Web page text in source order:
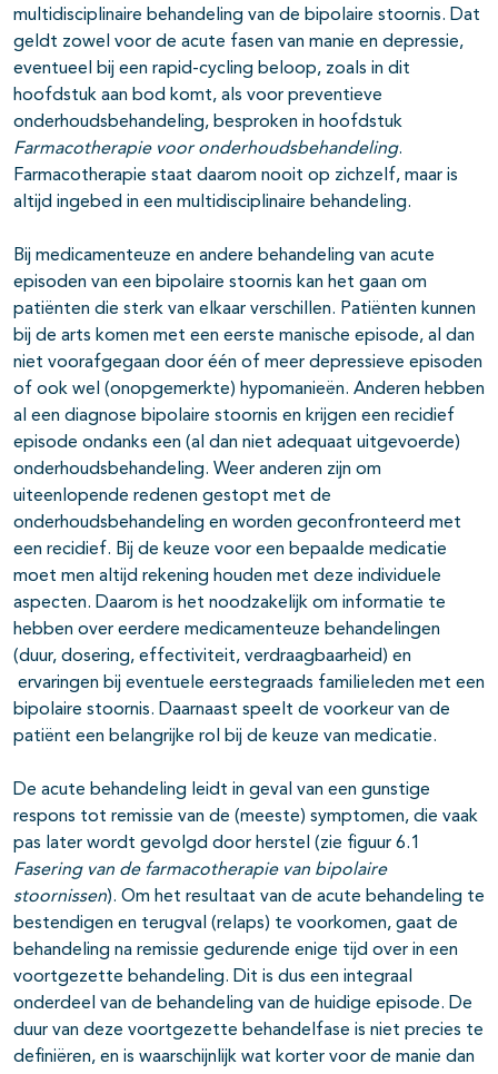
open- en dichtklappen
open- en dichtklappen
open- en dichtklappen
open- en dichtklappen
multidisciplinaire behandeling van de bipolaire stoornis. Dat
geldt zowel voor de acute fasen van manie en depressie,
eventueel bij een rapid-cycling beloop, zoals in dit
hoofdstuk aan bod komt, als voor preventieve
onderhoudsbehandeling, besproken in hoofdstuk
Farmacotherapie voor onderhoudsbehandeling.
Farmacotherapie staat daarom nooit op zichzelf, maar is
altijd ingebed in een multidisciplinaire behandeling.
Bij medicamenteuze en andere behandeling van acute
episoden van een bipolaire stoornis kan het gaan om
patiënten die sterk van elkaar verschillen. Patiënten kunnen
bij de arts komen met een eerste manische episode, al dan
niet voorafgegaan door één of meer depressieve episoden
of ook wel (onopgemerkte) hypomanieën. Anderen hebben
al een diagnose bipolaire stoornis en krijgen een recidief
episode ondanks een (al dan niet adequaat uitgevoerde)
onderhoudsbehandeling. Weer anderen zijn om
uiteenlopende redenen gestopt met de
onderhoudsbehandeling en worden geconfronteerd met
een recidief. Bij de keuze voor een bepaalde medicatie
moet men altijd rekening houden met deze individuele
aspecten. Daarom is het noodzakelijk om informatie te
hebben over eerdere medicamenteuze behandelingen
(duur, dosering, effectiviteit, verdraagbaarheid) en
ervaringen bij eventuele eerstegraads familieleden met een
bipolaire stoornis. Daarnaast speelt de voorkeur van de
patiënt een belangrijke rol bij de keuze van medicatie.
De acute behandeling leidt in geval van een gunstige
respons tot remissie van de (meeste) symptomen, die vaak
pas later wordt gevolgd door herstel (zie figuur 6.1
Faseringvan de farmacotherapie van bipolaire
stoornissen). Om het resultaat van de acute behandeling te
bestendigen en terugval (relaps) te voorkomen, gaat de
behandeling na remissie gedurende enige tijd over in een
voortgezette behandeling. Dit is dus een integraal
onderdeel van de behandeling van de huidige episode. De
duur van deze voortgezette behandelfase is niet precies te
definiëren, en is waarschijnlijk wat korter voor de manie dan